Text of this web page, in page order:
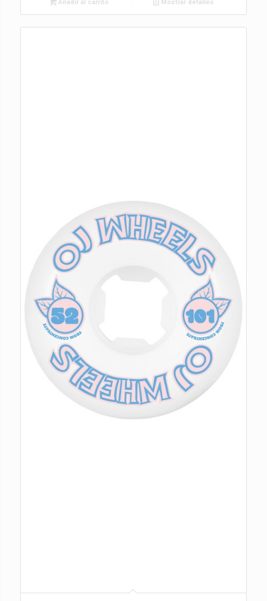
Añadir al carrito Mostrar detalles